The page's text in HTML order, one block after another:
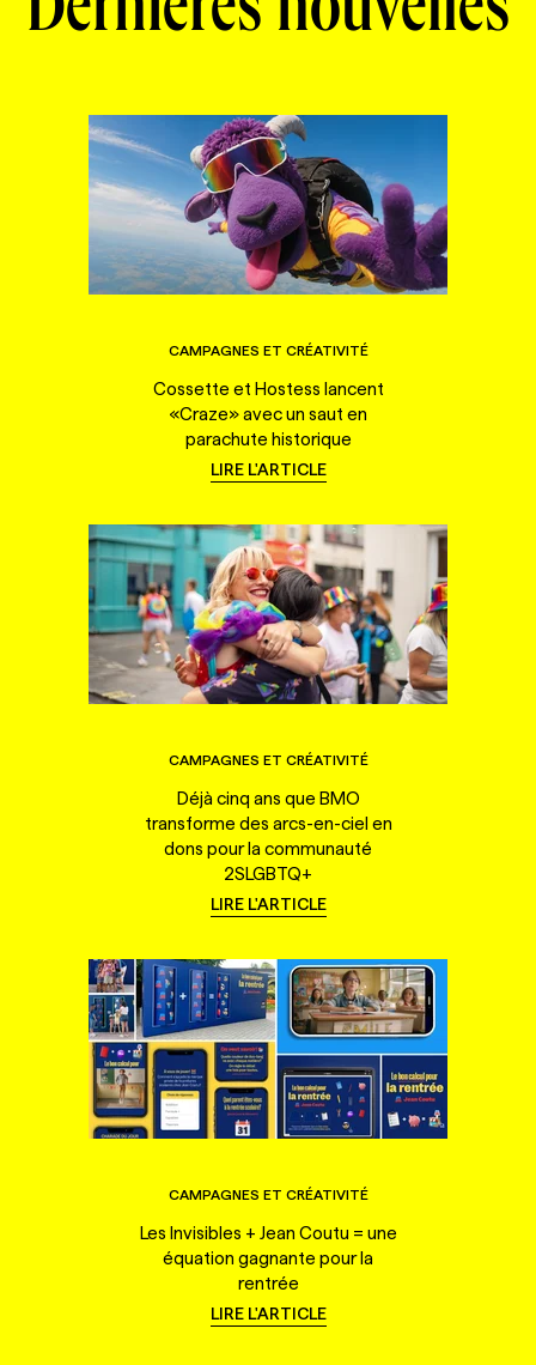
Dernières nouvelles
CAMPAGNES ET CRÉATIVITÉ
Cossette et Hostess lancent
«Craze» avec un saut en
parachute historique
LIRE L'ARTICLE
CAMPAGNES ET CRÉATIVITÉ
Déjà cinq ans que BMO
transforme des arcs-en-ciel en
dons pour la communauté
2SLGBTQ+
LIRE L'ARTICLE
CAMPAGNES ET CRÉATIVITÉ
Les Invisibles + Jean Coutu = une
équation gagnante pour la
rentrée
LIRE L'ARTICLE